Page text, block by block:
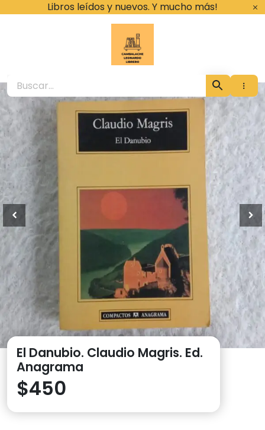
Libros leídos y nuevos. Y mucho más!
Cambalache
El Danubio. Claudio Magris. Ed.
Anagrama
$450